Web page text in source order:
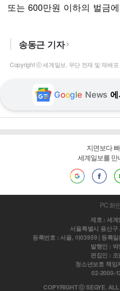
또는 600만원 이하의 벌금
송동근 기자
Copyright ⓒ 세계일보. 무단 전재 및 재배포
Google News
지면보다
세계일보를 만
PC 화면
제호 : 세계
서울특별시 용산구
등록번호 : 서울, 아03959 | 등록
발행인 :
편집인 :
청소년보호 책임
02-2000-
COPYRIGHT ⓒ SEGYE.